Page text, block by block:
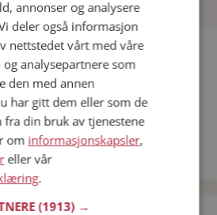
annonser og analysere
deler også informasjon
nettstedet vårt med våre
analysepartnere som
den med annen
har gitt dem eller som de
fra din bruk av tjenestene
om informasjonskapsler,
eller vår
.
(1913) →